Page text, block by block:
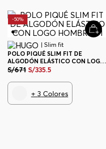
-50%
| Slim fit
POLO PIQUÉ SLIM FIT DE
ALGODÓN ELÁSTICO CON LOGO
HOMBRE
S/671 S/335.5
+3 Colores